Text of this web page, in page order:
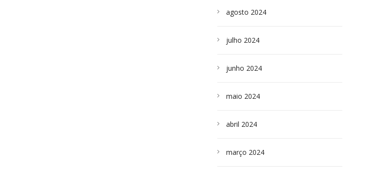
agosto 2024
julho 2024
junho 2024
maio 2024
abril 2024
março 2024